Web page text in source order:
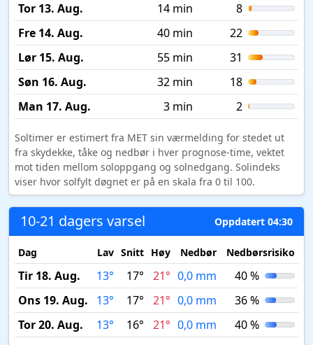
Tor 13. Aug.
14 min
8
Fre 14. Aug.
40 min
22
Lør 15. Aug.
55 min
31
Søn 16. Aug.
32 min
18
Man 17. Aug.
3 min 2
Soltimer er estimert fra MET sin værmelding for stedet ut
fra skydekke, tåke og nedbør i hver prognose-time, vektet
mot tiden mellom soloppgang og solnedgang. Solindeks
viser hvor solfylt døgnet er på en skala fra 0 til 100.
10-21 dagers varsel Oppdatert 04:30
Dag Lav Snitt Høy Nedbør Nedbørsrisiko
Tir 18. Aug. 13° 17° 21° 0,0 mm
40 %
Ons 19. Aug.
13° 17° 21° 0,0 mm
36 %
Tor 20. Aug.
13° 16° 21° 0,0 mm
40 %